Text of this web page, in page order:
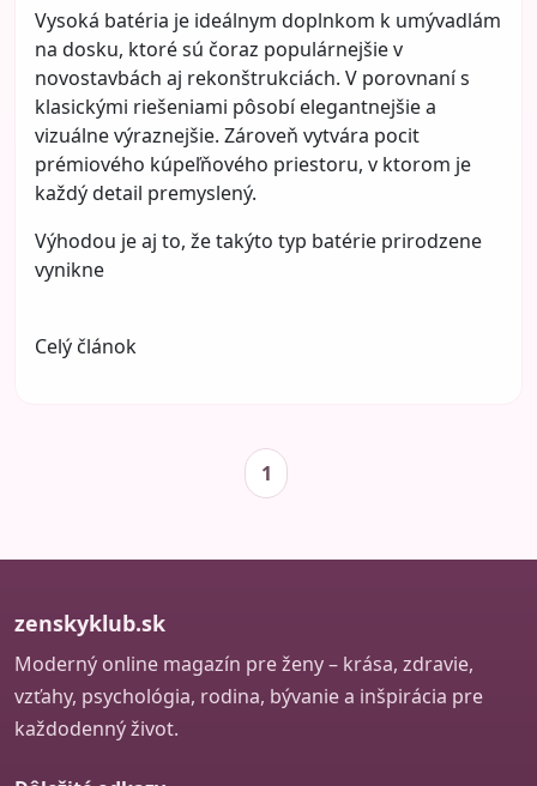
Vysoká batéria je ideálnym doplnkom k umývadlám
na dosku, ktoré sú čoraz populárnejšie v
novostavbách aj rekonštrukciách. V porovnaní s
klasickými riešeniami pôsobí elegantnejšie a
vizuálne výraznejšie. Zároveň vytvára pocit
prémiového kúpeľňového priestoru, v ktorom je
každý detail premyslený.
Výhodou je aj to, že takýto typ batérie prirodzene
vynikne
Celý článok
1
zenskyklub.sk
Moderný online magazín pre ženy – krása, zdravie,
vzťahy, psychológia, rodina, bývanie a inšpirácia pre
každodenný život.